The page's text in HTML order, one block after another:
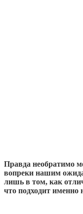
Правда необратимо
вопреки нашим
лишь в том, как
что подходит именно